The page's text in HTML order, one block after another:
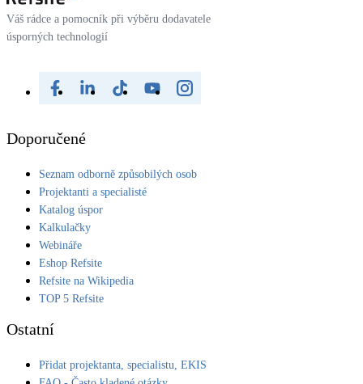
Váš rádce a pomocník při výběru dodavatele
úsporných technologií
Doporučené
Seznam odborně způsobilých osob
Projektanti a specialisté
Katalog úspor
Kalkulačky
Webináře
Eshop Refsite
Refsite na Wikipedia
TOP 5 Refsite
Ostatní
Přidat projektanta, specialistu, EKIS